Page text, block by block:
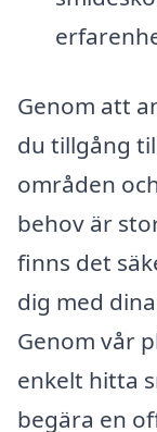
Genom att
du tillgång
områden
behov är
finns det
dig med
Genom vår
enkelt hitta
begära en